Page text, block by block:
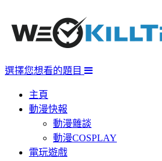
選擇您想看的題目
主頁
動漫快報
動漫雜談
動漫COSPLAY
電玩遊戲